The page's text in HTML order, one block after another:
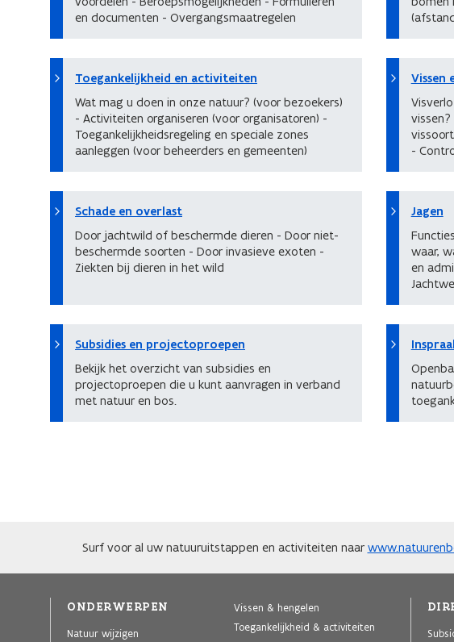
en documenten - Overgangsmaatregelen
Toegankelijkheid en activiteiten
Wat mag u doen in onze natuur? (voor bezoekers)
- Activiteiten organiseren (voor organisatoren) -
Toegankelijkheidsregeling en speciale zones
aanleggen (voor beheerders en gemeenten)
Vissen
-
Schade en overlast
Door jachtwild of beschermde dieren - Door niet-
beschermde soorten - Door invasieve exoten -
Ziekten bij dieren in het wild
Jagen
waar,
en
Subsidies en projectoproepen
Bekijk het overzicht van subsidies en
projectoproepen die u kunt aanvragen in verband
met natuur en bos.
Surf voor al uw natuuruitstappen en activiteiten naar
ONDERWERPEN
Natuur wijzigen
Vissen & hengelen
Toegankelijkheid & activiteiten